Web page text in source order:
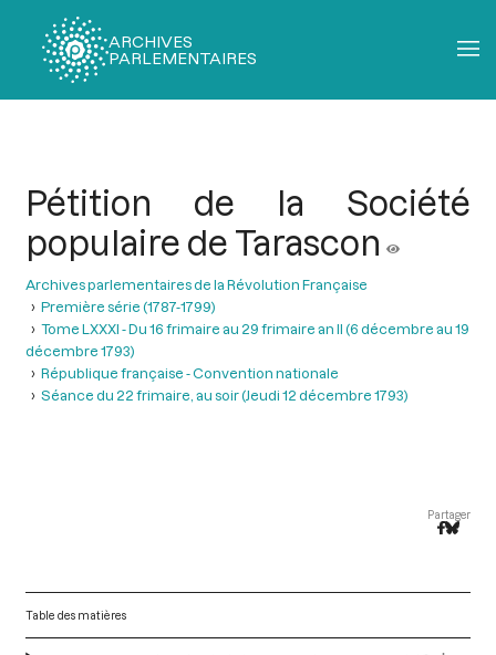
ARCHIVES
PARLEMENTAIRES
Pétition de la Société
populaire de Tarascon
Archives parlementaires de la Révolution Française
Première série (1787-1799)
Tome LXXXI - Du 16 frimaire au 29 frimaire an II (6 décembre au 19
décembre 1793)
République française - Convention nationale
Séance du 22 frimaire, au soir (Jeudi 12 décembre 1793)
Partager
Table des matières